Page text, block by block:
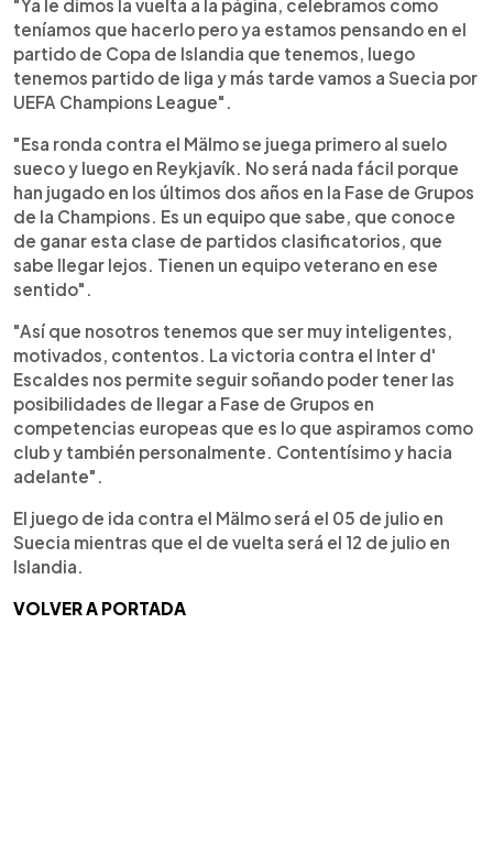
"Ya le dimos la vuelta a la página, celebramos como
teníamos que hacerlo pero ya estamos pensando en el
partido de Copa de Islandia que tenemos, luego
tenemos partido de liga y más tarde vamos a Suecia por
UEFA Champions League".
"Esa ronda contra el Mälmo se juega primero al suelo
sueco y luego en Reykjavík. No será nada fácil porque
han jugado en los últimos dos años en la Fase de Grupos
de la Champions. Es un equipo que sabe, que conoce
de ganar esta clase de partidos clasificatorios, que
sabe llegar lejos. Tienen un equipo veterano en ese
sentido".
"Así que nosotros tenemos que ser muy inteligentes,
motivados, contentos. La victoria contra el Inter d'
Escaldes nos permite seguir soñando poder tener las
posibilidades de llegar a Fase de Grupos en
competencias europeas que es lo que aspiramos como
club y también personalmente. Contentísimo y hacia
adelante".
El juego de ida contra el Mälmo será el 05 de julio en
Suecia mientras que el de vuelta será el 12 de julio en
Islandia.
VOLVER A PORTADA